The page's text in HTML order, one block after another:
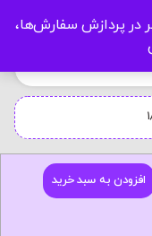
در پردازش سفارش‌ها،
افزودن به سبد خرید